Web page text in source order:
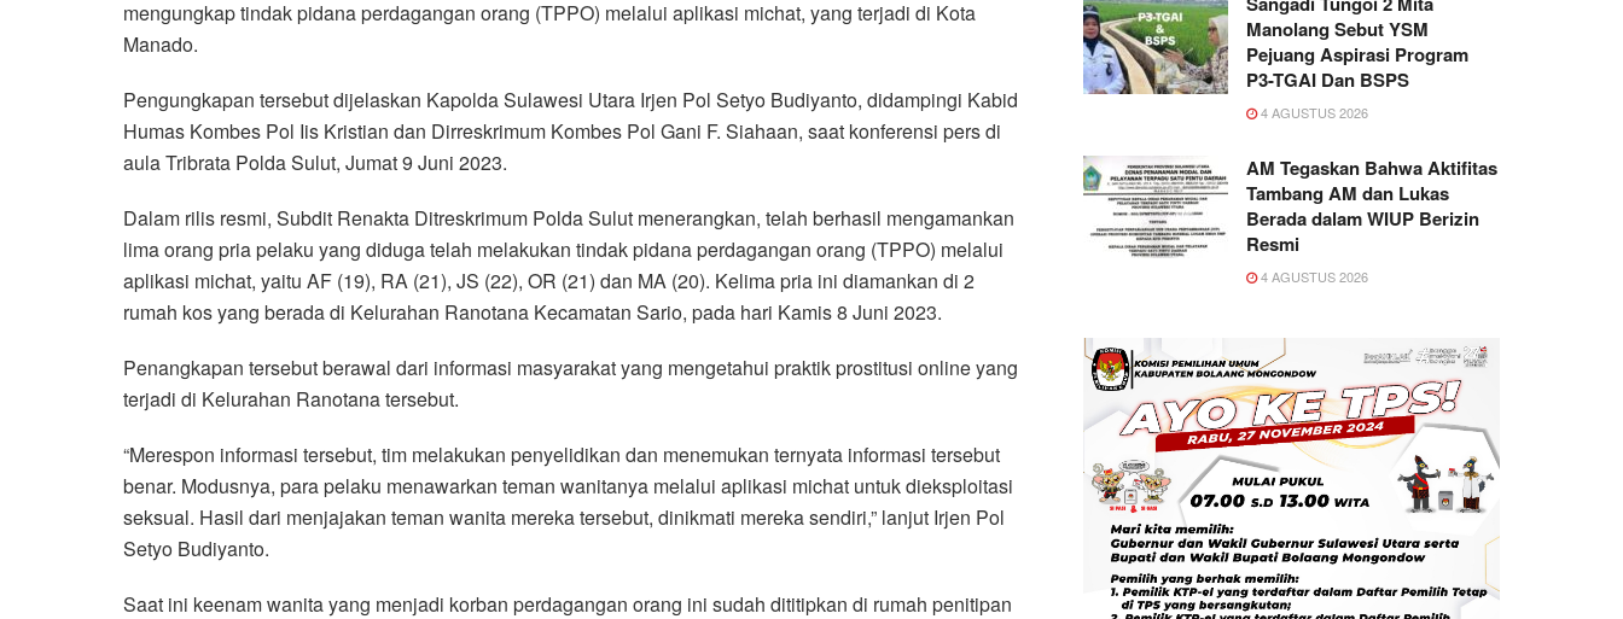
mengungkap tindak pidana perdagangan orang (TPPO) melalui aplikasi michat, yang terjadi di Kota
Manado.
Pengungkapan tersebut dijelaskan Kapolda Sulawesi Utara Irjen Pol Setyo Budiyanto, didampingi Kabid
Humas Kombes Pol Iis Kristian dan Dirreskrimum Kombes Pol Gani F. Siahaan, saat konferensi pers di
aula Tribrata Polda Sulut, Jumat 9 Juni 2023.
Dalam rilis resmi, Subdit Renakta Ditreskrimum Polda Sulut menerangkan, telah berhasil mengamankan
lima orang pria pelaku yang diduga telah melakukan tindak pidana perdagangan orang (TPPO) melalui
aplikasi michat, yaitu AF (19), RA (21), JS (22), OR (21) dan MA (20). Kelima pria ini diamankan di 2
rumah kos yang berada di Kelurahan Ranotana Kecamatan Sario, pada hari Kamis 8 Juni 2023.
Penangkapan tersebut berawal dari informasi masyarakat yang mengetahui praktik prostitusi online yang
terjadi di Kelurahan Ranotana tersebut.
“Merespon informasi tersebut, tim melakukan penyelidikan dan menemukan ternyata informasi tersebut
benar. Modusnya, para pelaku menawarkan teman wanitanya melalui aplikasi michat untuk dieksploitasi
seksual. Hasil dari menjajakan teman wanita mereka tersebut, dinikmati mereka sendiri,” lanjut Irjen Pol
Setyo Budiyanto.
Saat ini keenam wanita yang menjadi korban perdagangan orang ini sudah dititipkan di rumah penitipan
Manolang Sebut YSM
Pejuang Aspirasi Program
P3-TGAI Dan BSPS
4 AGUSTUS 2026
AM Tegaskan Bahwa Aktifitas
Tambang AM dan Lukas
Berada dalam WIUP Berizin
Resmi
4 AGUSTUS 2026